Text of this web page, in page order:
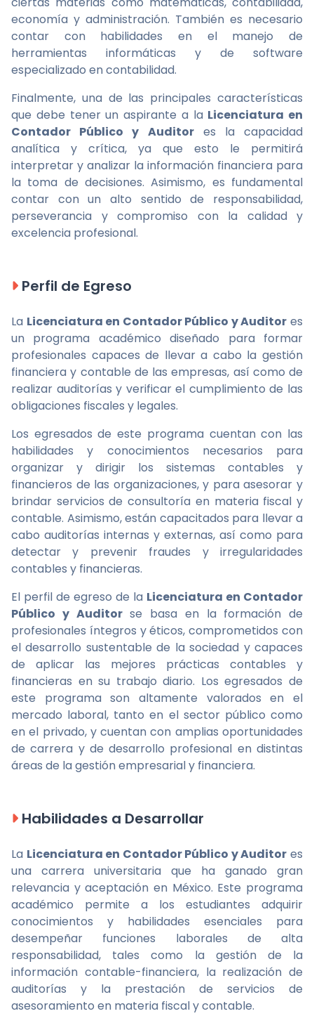
economía y administración. También es necesario
contar con habilidades en el manejo de
herramientas informáticas y de software
especializado en contabilidad.
Finalmente, una de las principales características
que debe tener un aspirante a la Licenciatura en
Contador Público y Auditores la capacidad
analítica y crítica, ya que esto le permitirá
interpretar y analizar la información financiera para
la toma de decisiones. Asimismo, es fundamental
contar con un alto sentido de responsabilidad,
perseverancia y compromiso con la calidad y
excelencia profesional.
Perfil de Egreso
La Licenciatura en Contador Público y Auditor es
un programa académico diseñado para formar
profesionales capaces de llevar a cabo la gestión
financiera y contable de las empresas, así como de
realizar auditorías y verificar el cumplimiento de las
obligaciones fiscales y legales.
Los egresados de este programa cuentan con las
habilidades y conocimientos necesarios para
organizar y dirigir los sistemas contables y
financieros de las organizaciones, y para asesorar y
brindar servicios de consultoría en materia fiscal y
contable. Asimismo, están capacitados para llevar a
cabo auditorías internas y externas, así como para
detectar y prevenir fraudes y irregularidades
contables y financieras.
El perfil de egreso de la Licenciatura en Contador
Público y Auditorse basa en la formación de
profesionales íntegros y éticos, comprometidos con
el desarrollo sustentable de la sociedad y capaces
de aplicar las mejores prácticas contables y
financieras en su trabajo diario. Los egresados de
este programa son altamente valorados en el
mercado laboral, tanto en el sector público como
en el privado, y cuentan con amplias oportunidades
de carrera y de desarrollo profesional en distintas
áreas de la gestión empresarial y financiera.
Habilidades a Desarrollar
La Licenciatura en Contador Público y Auditor es
una carrera universitaria que ha ganado gran
relevancia y aceptación en México. Este programa
académico permite a los estudiantes adquirir
conocimientos y habilidades esenciales para
desempeñar funciones laborales de alta
responsabilidad, tales como la gestión de la
información contable-financiera, la realización de
auditorías y la prestación de servicios de
asesoramiento en materia fiscal y contable.